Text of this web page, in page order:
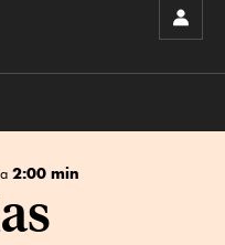
2:00 min